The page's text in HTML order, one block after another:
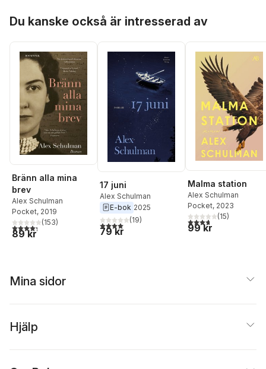
Du kanske också är intresserad av
Bränn alla mina
brev
Alex Schulman
Pocket, 2019
4,3utav 5 stjärnor. Totalt antal röster:
(153)
89 kr
17 juni
Alex Schulman
E-bok 2025
4,0utav 5 stjärnor. Totalt antal röster:
(19)
79 kr
Malma station
Alex Schulman
Pocket, 2023
3,7utav 5 stjärnor.
(15)
99 kr
Mina sidor
Hjälp